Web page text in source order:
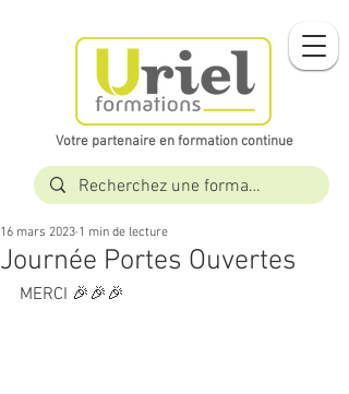
Votre partenaire en formation continue​​
Journée Portes Ouvertes
16 mars 2023 1 min de lecture
MERCI 🎉🎉🎉